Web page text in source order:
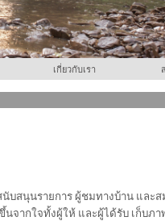
เกี่ยวกับเรา
บสนุนรายการ ผู้ชมทางบ้าน และ
จากใจทั้งผู้ให้ และผู้ได้รับ เก็บภ